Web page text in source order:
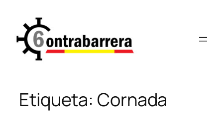
contenido
Etiqueta: Cornada